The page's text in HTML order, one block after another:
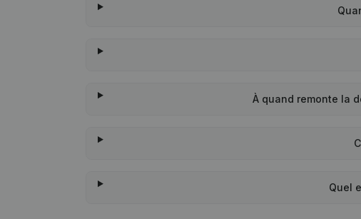
À quand remonte la
Quel